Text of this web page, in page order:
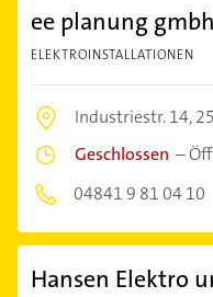
ee planung gmbh
ELEKTROINSTALLATIONEN
Industriestr. 14,
Geschlossen –
04841 9 81 04 10
Hansen Elektro